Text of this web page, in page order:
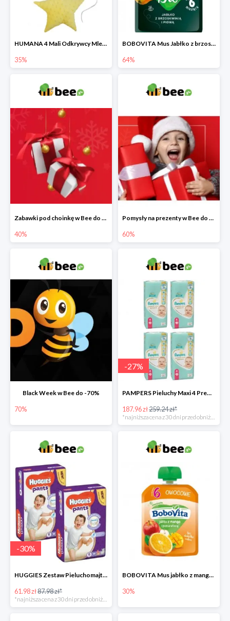
HUMANA 4 Mali Odkrywcy Mleko modyfikowane po 24 m-cu + poduszka Gratis
35%
BOBOVITA Mus Jabłko z brzoskwinią i pigwą
64%
Zabawki pod choinkę w Bee do -40%
40%
Pomysły na prezenty w Bee do -60%
60%
Black Week w Bee do -70%
70%
-27%
PAMPERS Pieluchy Maxi 4 Premium Care (9-14 kg) Zestaw 4 x 52 szt. -27%
187.96 zł259.24 zł*
-30%
HUGGIES Zestaw Pieluchomajtki Jumbo 6 Uni ND High PANTS (15-25 kg) 2 x 30 szt. -30%
61.98 zł87.98 zł*
*najniższa cena z 30 dni przed obniżką
BOBOVITA Mus jabłko z mango i pomarańczą
30%